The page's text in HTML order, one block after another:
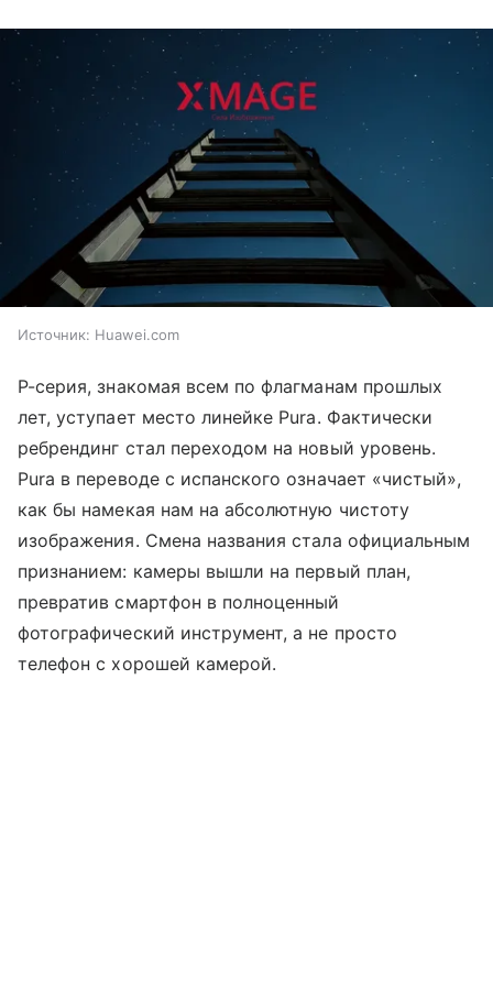
Источник: Huawei.com
P-серия, знакомая всем по флагманам прошлых
лет, уступает место линейке Pura. Фактически
ребрендинг стал переходом на новый уровень.
Pura в переводе с испанского означает «чистый»,
как бы намекая нам на абсолютную чистоту
изображения. Смена названия стала официальным
признанием: камеры вышли на первый план,
превратив смартфон в полноценный
фотографический инструмент, а не просто
телефон с хорошей камерой.